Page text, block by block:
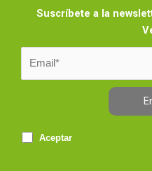
Suscríbete a la
Aceptar